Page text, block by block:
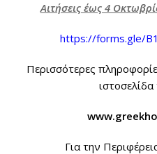
Αιτήσεις έως 4
https://forms.gle/
Περισσότερες
www.
Για την